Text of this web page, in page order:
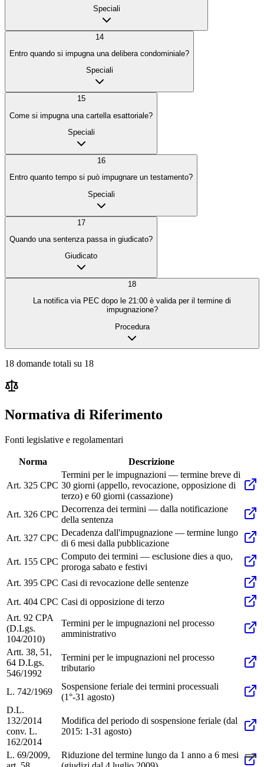
Speciali
14
Entro quando si impugna una delibera condominiale?
Speciali
15
Come si impugna una cartella esattoriale?
Speciali
16
Entro quanto tempo si può impugnare un testamento?
Speciali
17
Quando una sentenza passa in giudicato?
Giudicato
18
La notifica via PEC dopo le 21:00 è valida per il termine di
impugnazione?
Procedura
18 domande totali su 18
Normativa di Riferimento
Fonti legislative e regolamentari
Norma Descrizione
Art. 325 CPC
Termini per le impugnazioni — termine breve di
30 giorni (appello, revocazione, opposizione di
terzo) e 60 giorni (cassazione)
Art. 326 CPC
Decorrenza dei termini — dalla notificazione
della sentenza
Art. 327 CPC
Decadenza dall'impugnazione — termine lungo
di 6 mesi dalla pubblicazione
Art. 155 CPC
Computo dei termini — esclusione dies a quo,
proroga sabato e festivi
Art. 395 CPC Casi di revocazione delle sentenze
Art. 404 CPC Casi di opposizione di terzo
Art. 92 CPA
(D.Lgs.
104/2010)
Termini per le impugnazioni nel processo
amministrativo
Artt. 38, 51,
64 D.Lgs.
546/1992
Termini per le impugnazioni nel processo
tributario
L. 742/1969
Sospensione feriale dei termini processuali
(1°-31 agosto)
D.L.
132/2014
conv. L.
162/2014
Modifica del periodo di sospensione feriale (dal
2015: 1-31 agosto)
L. 69/2009,
Riduzione del termine lungo da 1 anno a 6 mesi